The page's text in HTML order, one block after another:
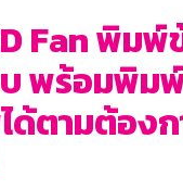
Fan พิมพ์
พร้อมพิม
ตามต้องก